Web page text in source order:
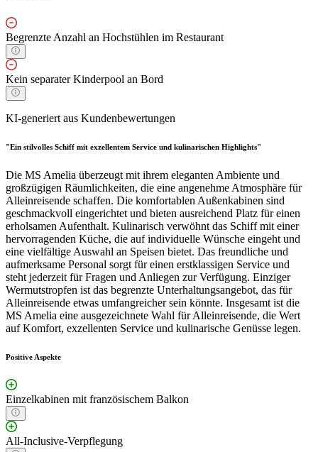
Begrenzte Anzahl an Hochstühlen im Restaurant
Kein separater Kinderpool an Bord
KI-generiert aus Kundenbewertungen
"Ein stilvolles Schiff mit exzellentem Service und kulinarischen Highlights"
Die MS Amelia überzeugt mit ihrem eleganten Ambiente und
großzügigen Räumlichkeiten, die eine angenehme Atmosphäre für
Alleinreisende schaffen. Die komfortablen Außenkabinen sind
geschmackvoll eingerichtet und bieten ausreichend Platz für einen
erholsamen Aufenthalt. Kulinarisch verwöhnt das Schiff mit einer
hervorragenden Küche, die auf individuelle Wünsche eingeht und
eine vielfältige Auswahl an Speisen bietet. Das freundliche und
aufmerksame Personal sorgt für einen erstklassigen Service und
steht jederzeit für Fragen und Anliegen zur Verfügung. Einziger
Wermutstropfen ist das begrenzte Unterhaltungsangebot, das für
Alleinreisende etwas umfangreicher sein könnte. Insgesamt ist die
MS Amelia eine ausgezeichnete Wahl für Alleinreisende, die Wert
auf Komfort, exzellenten Service und kulinarische Genüsse legen.
Positive Aspekte
Einzelkabinen mit französischem Balkon
All-Inclusive-Verpflegung